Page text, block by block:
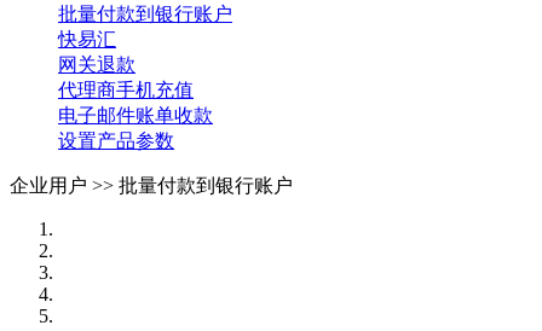
批量付款到银行账户
快易汇
网关退款
代理商手机充值
电子邮件账单收款
设置产品参数
企业用户 >> 批量付款到银行账户